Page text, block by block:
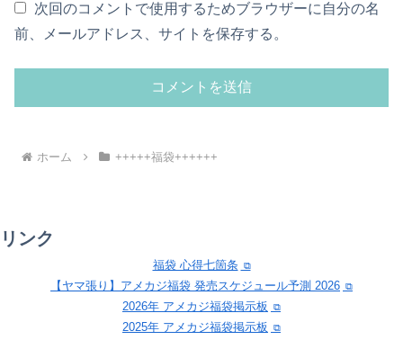
次回のコメントで使用するためブラウザーに自分の名
前、メールアドレス、サイトを保存する。
ホーム +++++福袋++++++
リンク
福袋 心得七箇条
【ヤマ張り】アメカジ福袋 発売スケジュール予測 2026
2026年 アメカジ福袋掲示板
2025年 アメカジ福袋掲示板